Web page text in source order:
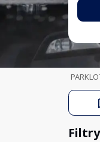
Filtry